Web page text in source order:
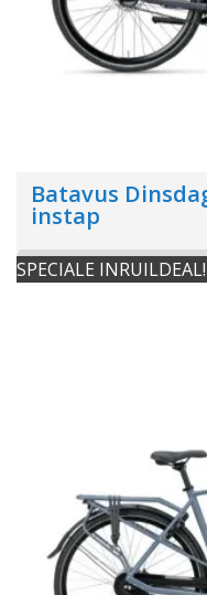
Batavus
instap
SPECIALE